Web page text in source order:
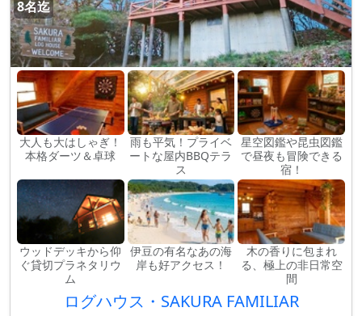
8名迄
大人も大はしゃぎ！
本格ダーツ＆卓球
雨も平気！プライベ
ートな屋内BBQテラ
ス
星空図鑑や昆虫図鑑
で昼夜も冒険できる
宿！
ウッドデッキから仰
ぐ貸切プラネタリウ
ム
伊豆の有名なあの海
岸も好アクセス！
木の香りに包まれ
る、極上の非日常空
間
ログハウス・SAKURA FAMILIAR